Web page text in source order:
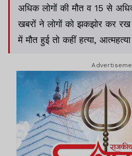
अधिक लोगों की मौत व 15 से
खबरों ने लोगों को झकझोर कर
में मौत हुई तो कहीं हत्या,
जुटी है.